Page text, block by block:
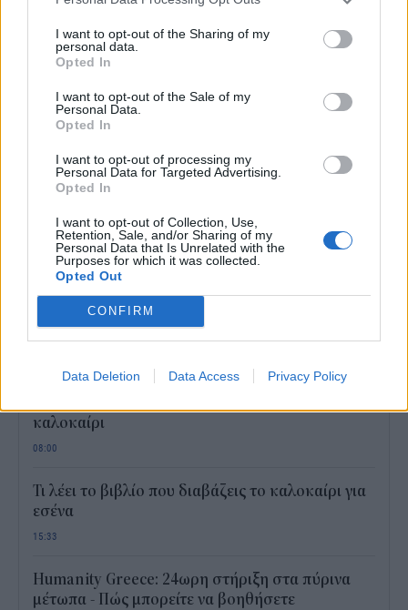
I want to opt-out of the Sharing of my
personal data.
Opted In
I want to opt-out of the Sale of my
Personal Data.
Opted In
I want to opt-out of processing my
Personal Data for Targeted Advertising.
Opted In
I want to opt-out of Collection, Use,
Retention, Sale, and/or Sharing of my
Personal Data that Is Unrelated with the
Purposes for which it was collected.
Opted Out
CONFIRM
Data Deletion Data Access Privacy Policy
ΕΠΙΧΕΙΡΗΣΕΙΣ
Συμφωνία αναστολής μεταξύ Αλουμύλ και
τραπεζών
NEWSROOM/22 Οκτ 2018
ΡΟΗ ΕΙΔΗΣΕΩΝ
Screen time στα παιδιά: Μήπως μετράμε λάθος
τις ώρες μπροστά στην οθόνη;
08:21
Power bank στο αεροπλάνο: Το λάθος που
καλοκαίρι
08:00
Τι λέει το βιβλίο που διαβάζεις το καλοκαίρι για
εσένα
15:33
Humanity Greece: 24ωρη στήριξη στα πύρινα
μέτωπα - Πώς μπορείτε να βοηθήσετε